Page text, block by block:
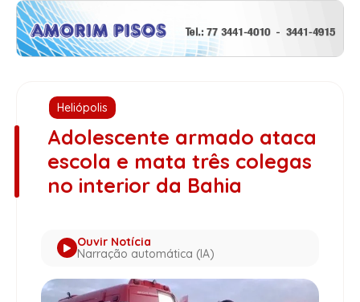
Heliópolis
Adolescente armado ataca
escola e mata três colegas
no interior da Bahia
Ouvir Notícia
Narração automática (IA)